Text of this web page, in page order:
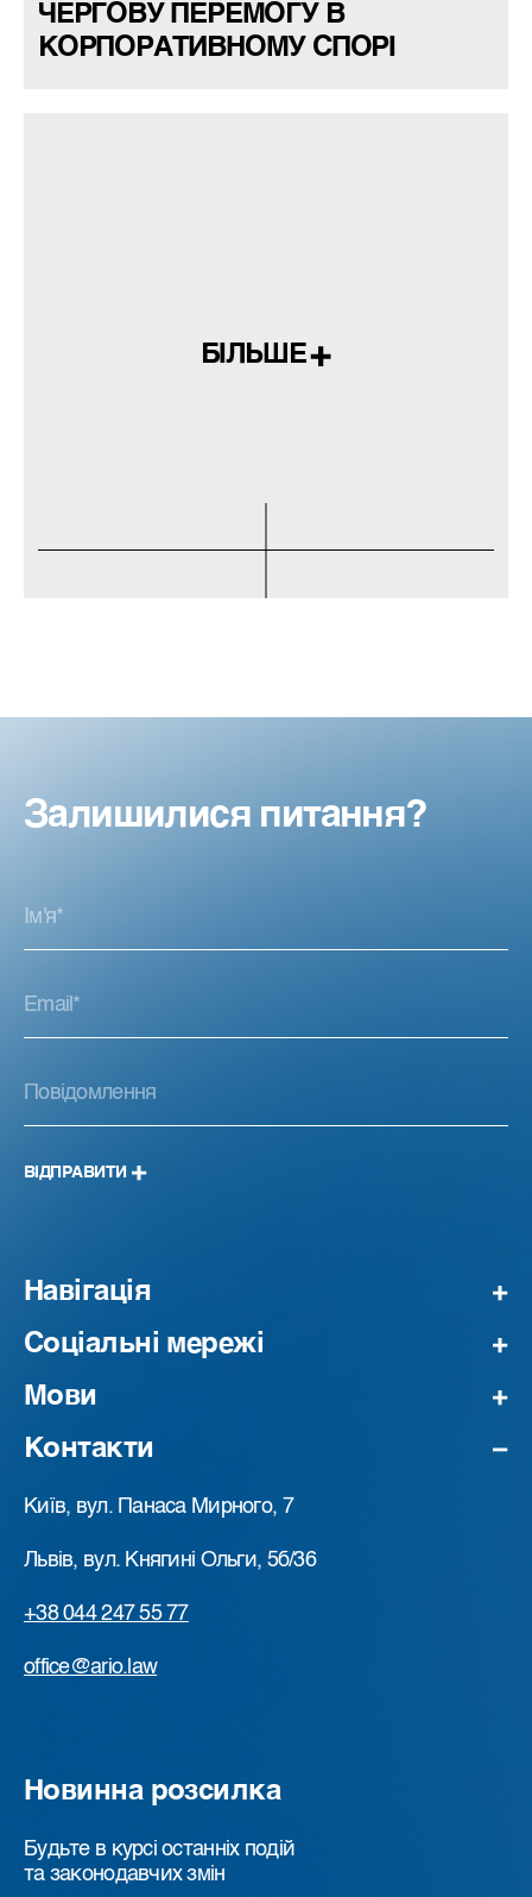
ЧЕРГОВУ ПЕРЕМОГУ В
КОРПОРАТИВНОМУ СПОРІ
БІЛЬШЕ
Залишилися питання?
ВІДПРАВИТИ
Навігація
Соціальні мережі
Мови
Контакти
Київ, вул. Панаса Мирного, 7
Львів, вул. Княгині Ольги, 5б/36
+38 044 247 55 77
office@ario.law
Новинна розсилка
Будьте в курсі останніх подій
та законодавчих змін